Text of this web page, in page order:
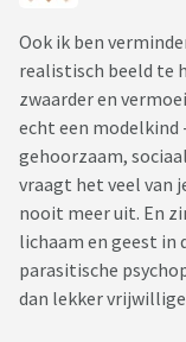
Ook ik ben
realistisch beeld te
zwaarder en
echt een
gehoorzaam,
vraagt het veel van
nooit meer uit. En
lichaam en geest in
parasitische
dan lekker